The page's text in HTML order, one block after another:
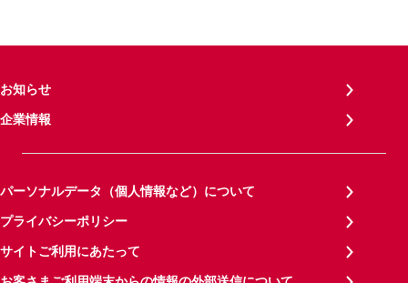
お知らせ
企業情報
パーソナルデータ（個人情報など）について
プライバシーポリシー
サイトご利用にあたって